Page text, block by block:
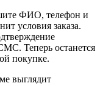
ФИО, телефон и
условия заказа.
Теперь останется
покупке.
выглядит